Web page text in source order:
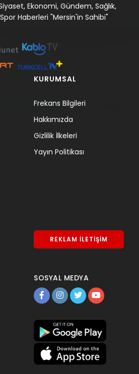
Ekonomi, Gündem, Sağlık,
Haberleri "Mersin'in Sahibi"
KURUMSAL
Frekans Bilgileri
Hakkımızda
Gizlilik İlkeleri
Yayın Politikası
REKLAM İLETİŞİM
SOSYAL MEDYA